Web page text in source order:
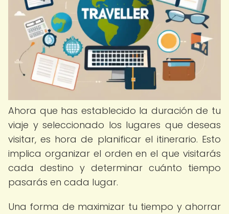
Ahora que has establecido la duración de tu
viaje y seleccionado los lugares que deseas
visitar, es hora de planificar el itinerario. Esto
implica organizar el orden en el que visitarás
cada destino y determinar cuánto tiempo
pasarás en cada lugar.
Una forma de maximizar tu tiempo y ahorrar